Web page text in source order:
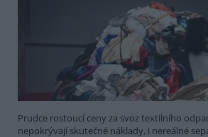
Prudce rostoucí ceny za svoz textilního
nepokrývají skutečné náklady, i nereálné